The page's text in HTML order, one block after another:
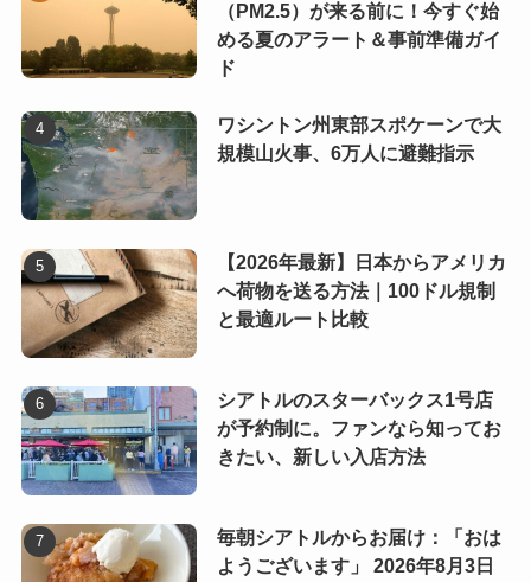
（PM2.5）が来る前に！今すぐ始
める夏のアラート＆事前準備ガイ
ド
ワシントン州東部スポケーンで大
規模山火事、6万人に避難指示
【2026年最新】日本からアメリカ
へ荷物を送る方法｜100ドル規制
と最適ルート比較
シアトルのスターバックス1号店
が予約制に。ファンなら知ってお
きたい、新しい入店方法
毎朝シアトルからお届け：「おは
ようございます」 2026年8月3日